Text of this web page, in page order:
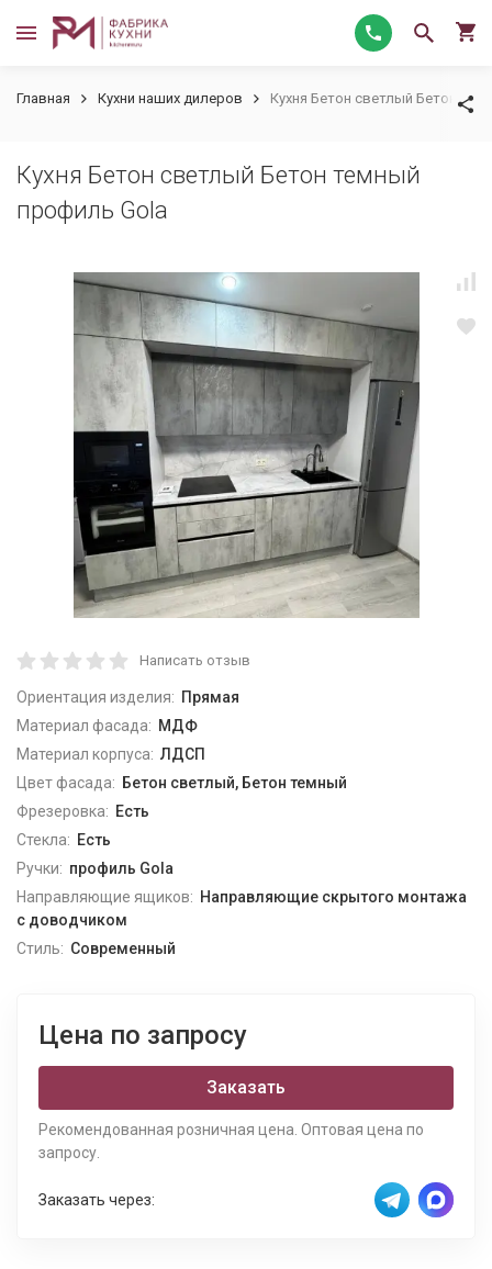
Главная Кухни наших дилеров Кухня Бетон светлый Бетон
Кухня Бетон светлый Бетон темный
профиль Gola
Написать отзыв
Ориентация изделия: Прямая
Материал фасада: МДФ
Материал корпуса: ЛДСП
Цвет фасада:
Бетон светлый, Бетон темный
Фрезеровка: Есть
Стекла: Есть
Ручки: профиль Gola
Направляющие ящиков: Направляющие скрытого монтажа
с доводчиком
Стиль: Современный
Цена по запросу
Заказать
Рекомендованная розничная цена. Оптовая цена по
запросу.
Заказать через: